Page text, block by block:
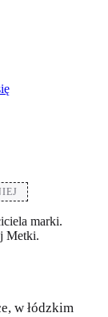
marki.
Metki.
w łódzkim